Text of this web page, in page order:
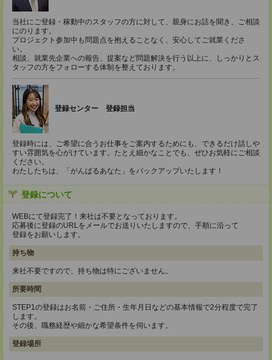
当社にご登録・稼動中のスタッフの方に対して、親身にお話を聞き、ご相談
にのります。
プロジェクト参加中も問題点を抱えることなく、安心してご就業くださ
い。
相談、就業先企業への報告、提案など問題解決を行う以上に、しっかりとス
タッフの方をフォローする体制を整えております。
登録センター 登録担当
登録時には、ご希望に合うお仕事をご案内するためにも、できるだけ話しや
すい雰囲気を心がけています。たとえ細かなことでも、ぜひお気軽にご相談
ください。
わたしたちは、「がんばるあなた」をバックアップいたします！
登録について
WEBにて登録完了！来社は不要となっております。
応募後に登録のURLをメールでお送りいたしますので、手順に沿って
登録をお願いします。
持ち物
来社不要ですので、持ち物は特にございません。
所要時間
STEP1の登録はお名前・ご住所・生年月日などの基本情報で2分程度で完了
します。
その後、職務経歴や細かな希望条件を伺います。
登録場所